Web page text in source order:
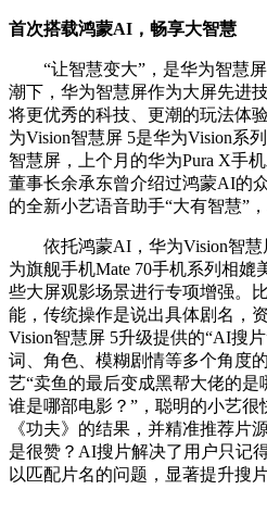
首次搭载鸿蒙AI，畅享大智慧
“让智慧变大”，是华为智慧屏
潮下，华为智慧屏作为大屏先进
将更优秀的科技、更潮的玩法体
为Vision智慧屏 5是华为Vision系
智慧屏，上个月的华为Pura X手
董事长余承东曾介绍过鸿蒙AI的
的全新小艺语音助手“大有智慧”
依托鸿蒙AI，华为Vision智慧
为旗舰手机Mate 70手机系列相媲
些大屏观影场景进行专项增强。
能，传统操作是说出具体剧名，
Vision智慧屏 5升级提供的“AI搜
词、角色、模糊剧情等多个角度
艺“卖鱼的最后变成黑帮大佬的是
谁是哪部电影？”，聪明的小艺很
《功夫》的结果，并精准推荐片
是很赞？AI搜片解决了用户只记
以匹配片名的问题，显著提升搜片